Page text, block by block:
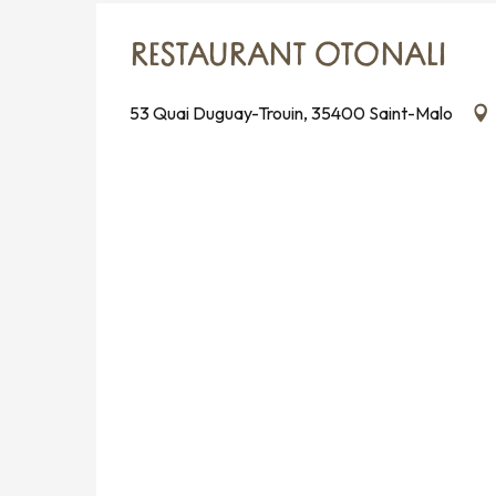
RESTAURANT OTONALI
53 Quai Duguay-Trouin, 35400 Saint-Malo